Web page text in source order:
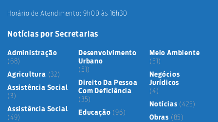
Horário de Atendimento: 9h00 às 16h30
Notícias por Secretarias
Administração
(68)
Agricultura (32)
Assistência Social
(3)
Assistência Social
(49)
Desenvolvimento
Urbano
(51)
Direito Da Pessoa
Com Deficiência
(35)
Educação (96)
Meio Ambiente
(51)
Negócios
Jurídicos
(4)
Notícias (425)
Obras (85)